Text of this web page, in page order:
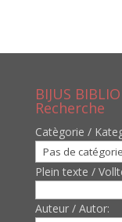
BIJUS
Recherche
Catègorie /
Plein texte /
Auteur / Autor: